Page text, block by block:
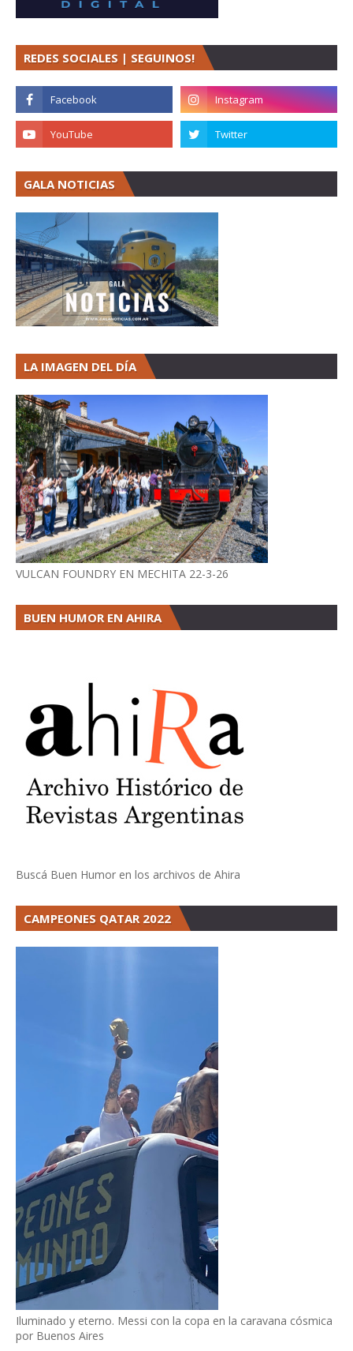
REDES SOCIALES | SEGUINOS!
GALA NOTICIAS
LA IMAGEN DEL DÍA
VULCAN FOUNDRY EN MECHITA 22-3-26
BUEN HUMOR EN AHIRA
Buscá Buen Humor en los archivos de Ahira
CAMPEONES QATAR 2022
Iluminado y eterno. Messi con la copa en la caravana cósmica
por Buenos Aires